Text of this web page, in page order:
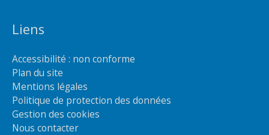
Liens
Accessibilité : non conforme
Plan du site
Mentions légales
Politique de protection des données
Gestion des cookies
Nous contacter